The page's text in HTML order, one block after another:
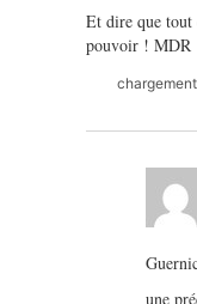
Et dire que tout
pouvoir ! MDR
une